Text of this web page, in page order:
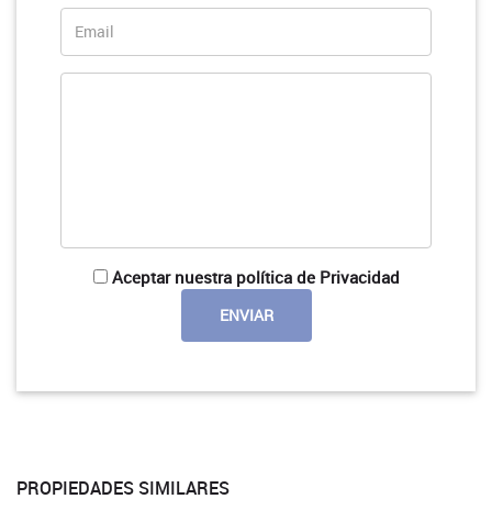
Aceptar nuestra política de Privacidad
PROPIEDADES SIMILARES